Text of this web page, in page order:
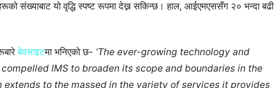
संख्याबाट यो वृद्धि स्पष्ट रूपमा देख्न सकिन्छ। हाल, आईएमएससँग २० भन्दा बढी
बेवसाइटमा भनिएकाे छ- ‘The ever-growing technology and
IMS to broaden its scope and boundaries in the
extends to the massed in the variety of services it provides